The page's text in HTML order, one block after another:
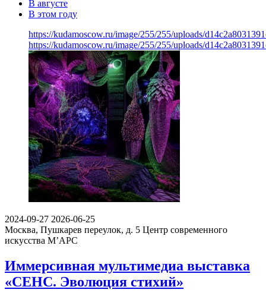
В августе
В этом году
https://kudamoscow.ru/image/255/255/uploads/
https://kudamoscow.ru/image/255/255/uploads/
2024-09-27 2026-06-25
Москва, Пушкарев переулок, д. 5 Центр современного
искусства М’АРС
Иммерсивная мультимедиа выставка
«СЕНС. Эволюция стихий»